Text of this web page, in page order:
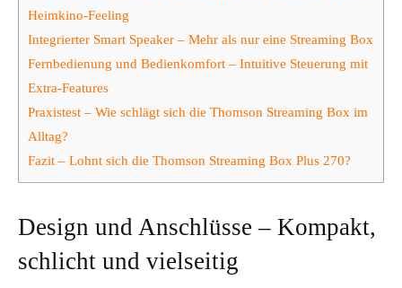
Heimkino-Feeling
Integrierter Smart Speaker – Mehr als nur eine Streaming Box
Fernbedienung und Bedienkomfort – Intuitive Steuerung mit
Extra-Features
Praxistest – Wie schlägt sich die Thomson Streaming Box im
Alltag?
Fazit – Lohnt sich die Thomson Streaming Box Plus 270?
Design und Anschlüsse – Kompakt,
schlicht und vielseitig